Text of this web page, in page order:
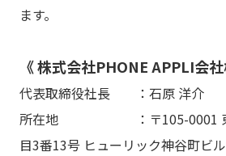
ます。
《 株式会社PHONE APPLI会社
代表取締役社長 ：石原 洋介
所在地 ：〒105-0001 東京
目3番13号 ヒューリック神谷町ビ